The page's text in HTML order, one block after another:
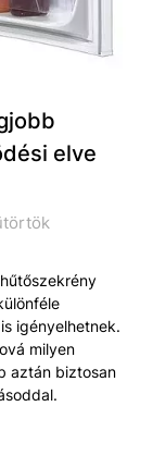
elve
igényelhetnek.
milyen
aztán biztosan